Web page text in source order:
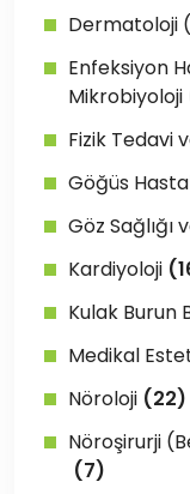
Dermatoloji
Enfeksiyon
Mikrobiyoloji
Fizik Tedavi
Göğüs
Göz Sağlığı
Kardiyoloji
Kulak Burun
Medikal
Nöroloji (22)
Nöroşirurji
(7)